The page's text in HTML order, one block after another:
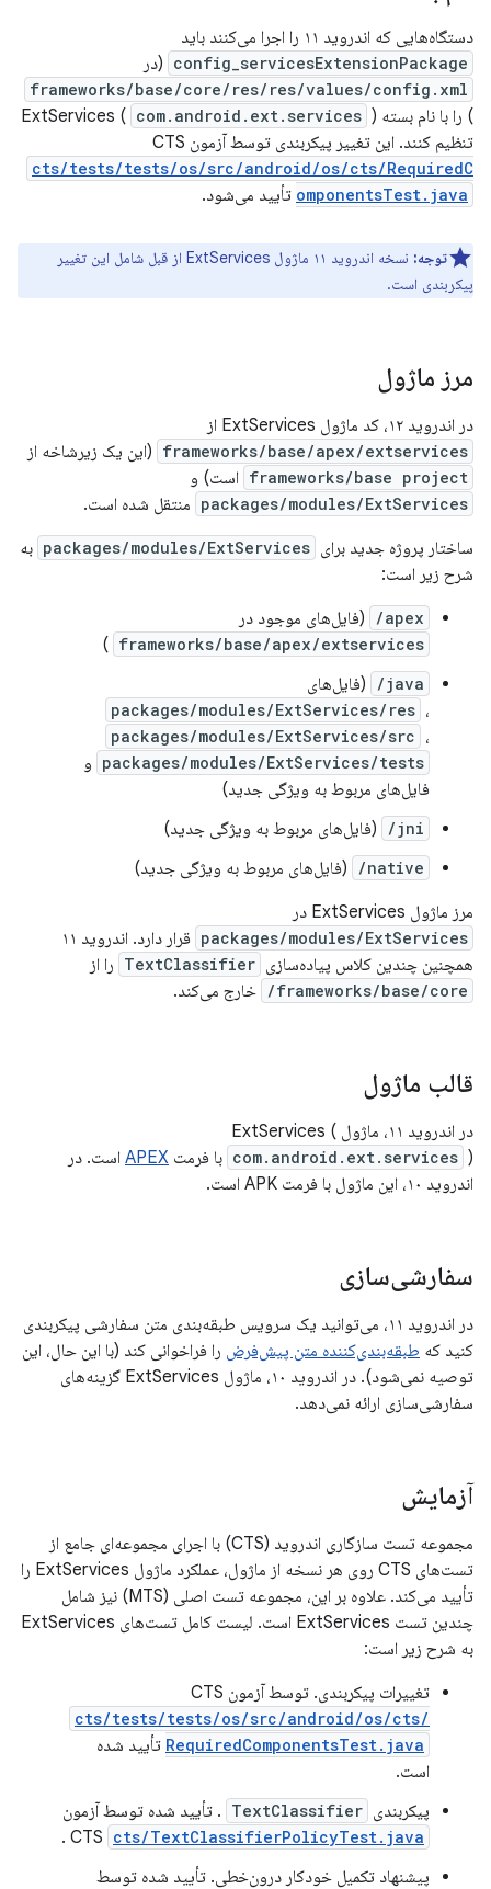
دستگاه‌هایی که اندروید ۱۱ را اجرا می‌کنند باید
config_servicesExtensionPackage (در
frameworks/base/core/res/res/values/config.xml
) را با نام بسته ExtServices ( com.android.ext.services )
تنظیم کنند. این تغییر پیکربندی توسط آزمون CTS
cts/tests/tests/os/src/android/os/cts/RequiredC
omponentsTest.java تأیید می‌شود.
توجه:
نسخه اندروید ۱۱ ماژول ExtServices از قبل شامل این تغییر
پیکربندی است.
مرز ماژول
در اندروید ۱۲، کد ماژول ExtServices از
frameworks/base/apex/extservices (این یک زیرشاخه از
frameworks/base project است) و
packages/modules/ExtServices منتقل شده است.
ساختار پروژه جدید برای packages/modules/ExtServices به
شرح زیر است:
apex/ (فایل‌های موجود در
frameworks/base/apex/extservices
)
java/ (فایل‌های
packages/modules/ExtServices/res ،
packages/modules/ExtServices/src ،
packages/modules/ExtServices/tests و
فایل‌های مربوط به ویژگی جدید)
jni/ (فایل‌های مربوط به ویژگی جدید)
native/
(فایل‌های مربوط به ویژگی جدید)
مرز ماژول ExtServices در
packages/modules/ExtServices
قرار دارد. اندروید ۱۱
همچنین چندین کلاس پیاده‌سازی TextClassifier را از
frameworks/base/core/ خارج می‌کند.
قالب ماژول
در اندروید ۱۱، ماژول ExtServices (
com.android.ext.services ) با فرمت APEX است. در
اندروید ۱۰، این ماژول با فرمت APK است.
سفارشی‌سازی
در اندروید ۱۱، می‌توانید یک سرویس طبقه‌بندی متن سفارشی پیکربندی
کنید که طبقه‌بندی‌کننده متن پیش‌فرض را فراخوانی کند (با این حال، این
توصیه نمی‌شود). در اندروید ۱۰، ماژول ExtServices گزینه‌های
سفارشی‌سازی ارائه نمی‌دهد.
آزمایش
مجموعه تست سازگاری اندروید (CTS) با اجرای مجموعه‌ای جامع از
تست‌های CTS روی هر نسخه از ماژول، عملکرد ماژول ExtServices را
تأیید می‌کند. علاوه بر این، مجموعه تست اصلی (MTS) نیز شامل
چندین تست ExtServices است. لیست کامل تست‌های ExtServices
به شرح زیر است:
تغییرات پیکربندی. توسط آزمون CTS
cts/tests/tests/os/src/android/os/cts/
RequiredComponentsTest.java تأیید شده
است.
پیکربندی TextClassifier . تأیید شده توسط آزمون
CTS cts/TextClassifierPolicyTest.java
.
پیشنهاد تکمیل خودکار درون‌خطی. تأیید شده توسط